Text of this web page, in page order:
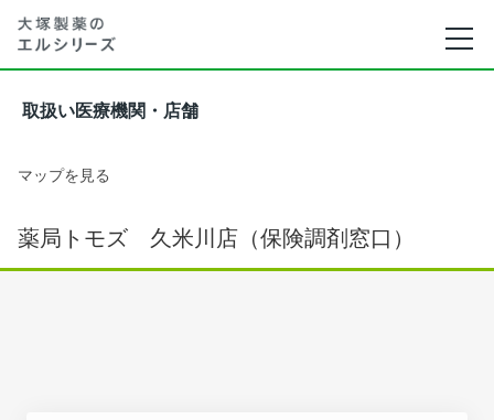
取扱い医療機関・店舗
マップを見る
薬局トモズ 久米川店（保険調剤窓口）